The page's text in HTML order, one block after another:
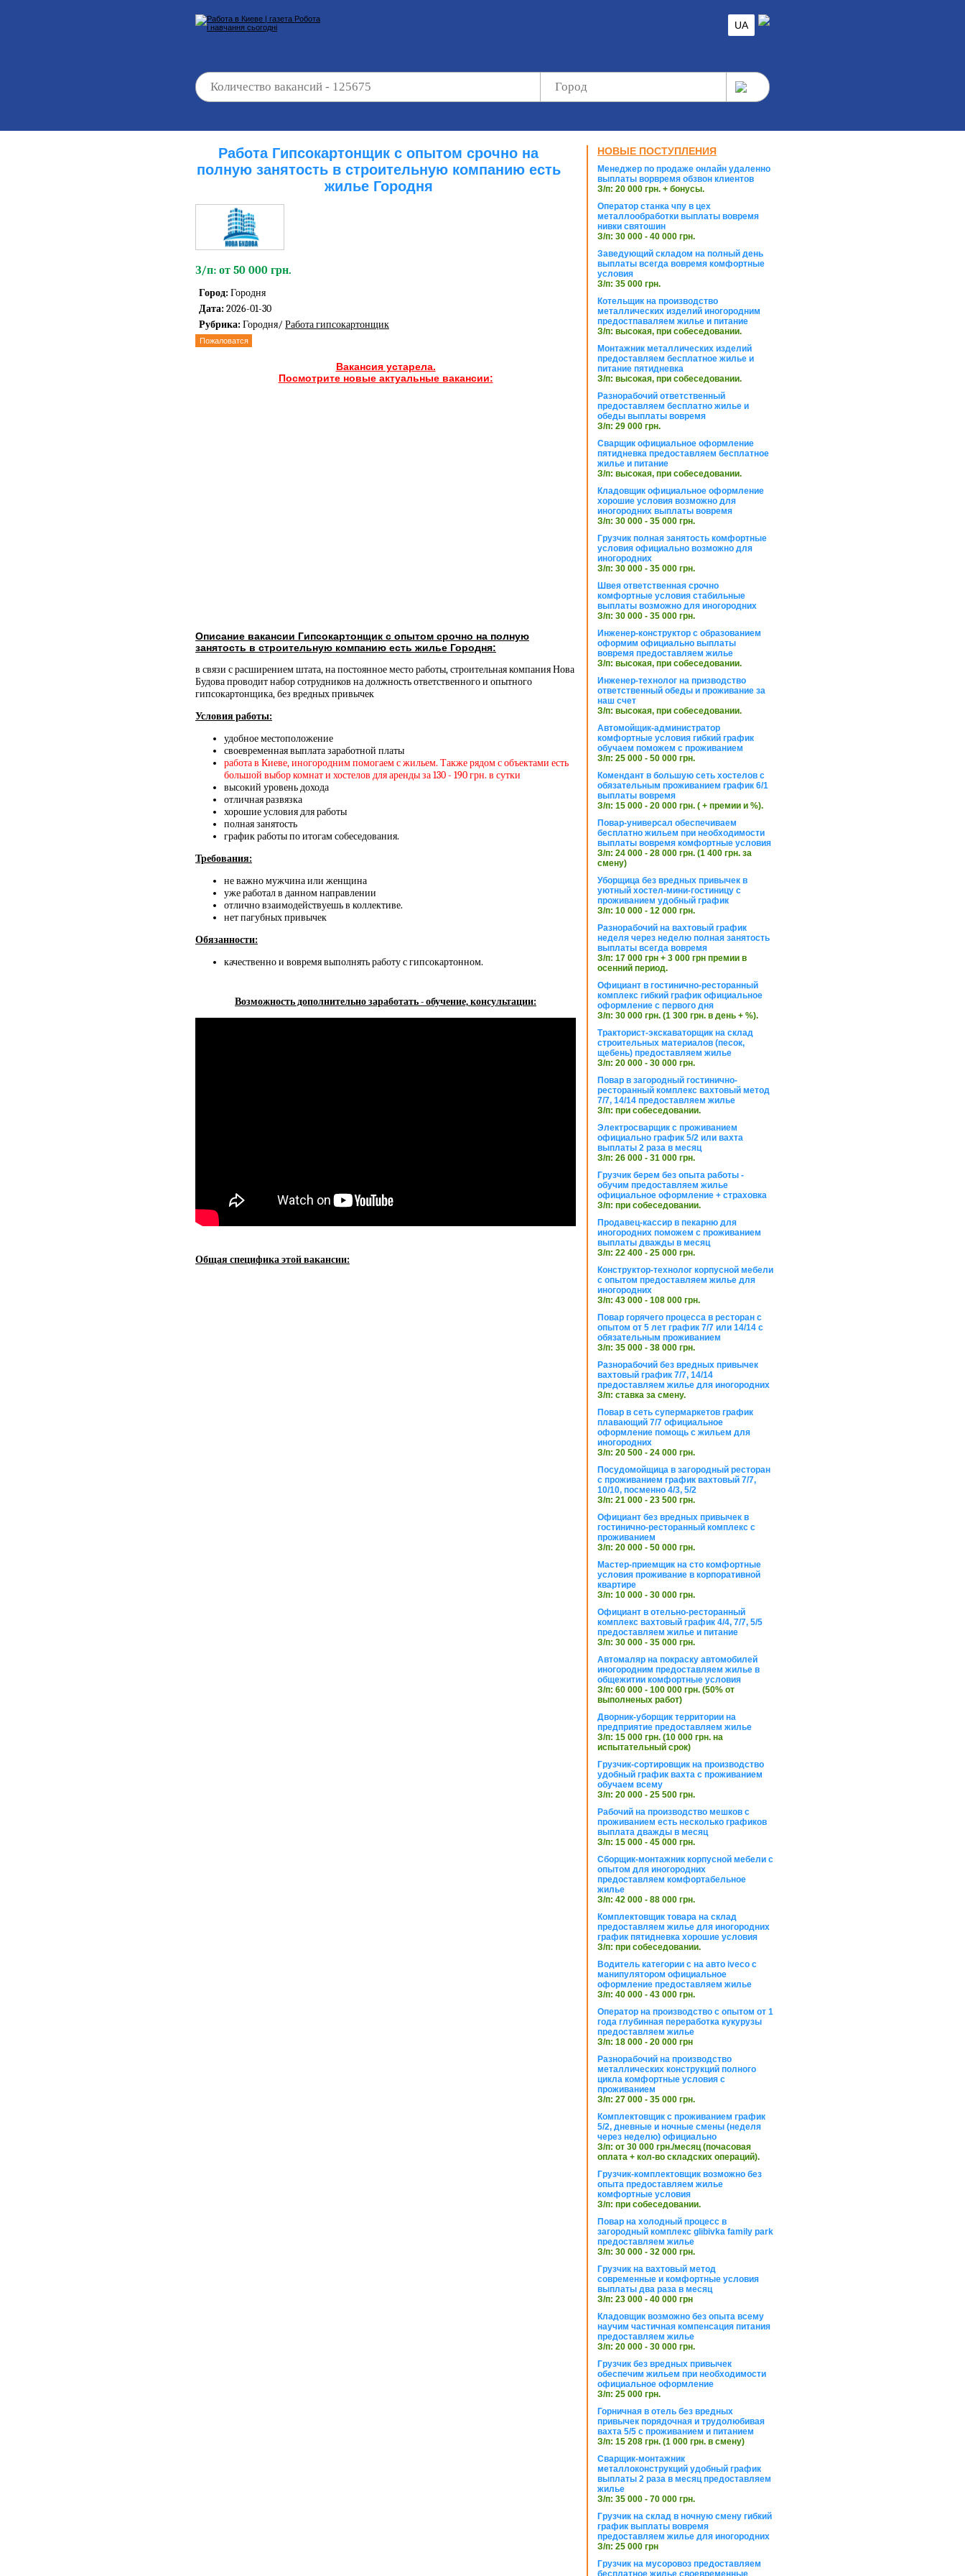
UA
Работа Гипсокартонщик с опытом срочно на
полную занятость в строительную компанию есть
жилье Городня
З/п: от 50 000 грн.
Город: Городня
Дата: 2026-01-30
Рубрика: Городня/ Работа гипсокартонщик
Пожаловатся
Вакансия устарела.
Посмотрите новые актуальные вакансии:
Описание вакансии Гипсокартонщик с опытом срочно на полную
занятость в строительную компанию есть жилье Городня:
в связи с расширением штата, на постоянное место работы, строительная компания Нова
Будова проводит набор сотрудников на должность ответственного и опытного
гипсокартонщика, без вредных привычек
Условия работы:
удобное местоположение
своевременная выплата заработной платы
работа в Киеве, иногородним помогаем с жильем. Также рядом с объектами есть
большой выбор комнат и хостелов для аренды за 130 - 190 грн. в сутки
высокий уровень дохода
отличная развязка
хорошие условия для работы
полная занятость
график работы по итогам собеседования.
Требования:
не важно мужчина или женщина
уже работал в данном направлении
отлично взаимодействуешь в коллективе.
нет пагубных привычек
Обязанности:
качественно и вовремя выполнять работу с гипсокартонном.
Возможность дополнительно заработать - обучение, консультации:
Общая специфика этой вакансии:
НОВЫЕ ПОСТУПЛЕНИЯ
Менеджер по продаже онлайн удаленно
выплаты ворвремя обзвон клиентов
З/п: 20 000 грн. + бонусы.
Оператор станка чпу в цех
металлообработки выплаты вовремя
нивки святошин
З/п: 30 000 - 40 000 грн.
Заведующий складом на полный день
выплаты всегда вовремя комфортные
условия
З/п: 35 000 грн.
Котельщик на производство
металлических изделий иногородним
предостпаваляем жилье и питание
З/п: высокая, при собеседовании.
Монтажник металлических изделий
предоставляем бесплатное жилье и
питание пятидневка
З/п: высокая, при собеседовании.
Разнорабочий ответственный
предоставляем бесплатно жилье и
обеды выплаты вовремя
З/п: 29 000 грн.
Сварщик официальное оформление
пятидневка предоставляем бесплатное
жилье и питание
З/п: высокая, при собеседовании.
Кладовщик официальное оформление
хорошие условия возможно для
иногородних выплаты вовремя
З/п: 30 000 - 35 000 грн.
Грузчик полная занятость комфортные
условия официально возможно для
иногородних
З/п: 30 000 - 35 000 грн.
Швея ответственная срочно
комфортные условия стабильные
выплаты возможно для иногородних
З/п: 30 000 - 35 000 грн.
Инженер-конструктор с образованием
оформим официально выплаты
вовремя предоставляем жилье
З/п: высокая, при собеседовании.
Инженер-технолог на призводство
ответственный обеды и проживание за
наш счет
З/п: высокая, при собеседовании.
Автомойщик-администратор
комфортные условия гибкий график
обучаем поможем с проживанием
З/п: 25 000 - 50 000 грн.
Комендант в большую сеть хостелов с
обязательным проживанием график 6/1
выплаты вовремя
З/п: 15 000 - 20 000 грн. ( + премии и %).
Повар-универсал обеспечиваем
бесплатно жильем при необходимости
выплаты вовремя комфортные условия
З/п: 24 000 - 28 000 грн. (1 400 грн. за
смену)
Уборщица без вредных привычек в
уютный хостел-мини-гостиницу с
проживанием удобный график
З/п: 10 000 - 12 000 грн.
Разнорабочий на вахтовый график
неделя через неделю полная занятость
выплаты всегда вовремя
З/п: 17 000 грн + 3 000 грн премии в
осенний период.
Официант в гостинично-ресторанный
комплекс гибкий график официальное
оформление с первого дня
З/п: 30 000 грн. (1 300 грн. в день + %).
Тракторист-экскаваторщик на склад
строительных материалов (песок,
щебень) предоставляем жилье
З/п: 20 000 - 30 000 грн.
Повар в загородный гостинично-
ресторанный комплекс вахтовый метод
7/7, 14/14 предоставляем жилье
З/п: при собеседовании.
Электросварщик с проживанием
официально график 5/2 или вахта
выплаты 2 раза в месяц
З/п: 26 000 - 31 000 грн.
Грузчик берем без опыта работы -
обучим предоставляем жилье
официальное оформление + страховка
З/п: при собеседовании.
Продавец-кассир в пекарню для
иногородних поможем с проживанием
выплаты дважды в месяц
З/п: 22 400 - 25 000 грн.
Конструктор-технолог корпусной мебели
с опытом предоставляем жилье для
иногородних
З/п: 43 000 - 108 000 грн.
Повар горячего процесса в ресторан с
опытом от 5 лет график 7/7 или 14/14 с
обязательным проживанием
З/п: 35 000 - 38 000 грн.
Разнорабочий без вредных привычек
вахтовый график 7/7, 14/14
предоставляем жилье для иногородних
З/п: ставка за смену.
Повар в сеть супермаркетов график
плавающий 7/7 официальное
оформление помощь с жильем для
иногородних
З/п: 20 500 - 24 000 грн.
Посудомойщица в загородный ресторан
с проживанием график вахтовый 7/7,
10/10, посменно 4/3, 5/2
З/п: 21 000 - 23 500 грн.
Официант без вредных привычек в
гостинично-ресторанный комплекс с
проживанием
З/п: 20 000 - 50 000 грн.
Мастер-приемщик на сто комфортные
условия проживание в корпоративной
квартире
З/п: 10 000 - 30 000 грн.
Официант в отельно-ресторанный
комплекс вахтовый график 4/4, 7/7, 5/5
предоставляем жилье и питание
З/п: 30 000 - 35 000 грн.
Автомаляр на покраску автомобилей
иногородним предоставляем жилье в
общежитии комфортные условия
З/п: 60 000 - 100 000 грн. (50% от
выполненых работ)
Дворник-уборщик территории на
предприятие предоставляем жилье
З/п: 15 000 грн. (10 000 грн. на
испытательный срок)
Грузчик-сортировщик на производство
удобный график вахта с проживанием
обучаем всему
З/п: 20 000 - 25 500 грн.
Рабочий на производство мешков с
проживанием есть несколько графиков
выплата дважды в месяц
З/п: 15 000 - 45 000 грн.
Сборщик-монтажник корпусной мебели с
опытом для иногородних
предоставляем комфортабельное
жилье
З/п: 42 000 - 88 000 грн.
Комплектовщик товара на склад
предоставляем жилье для иногородних
график пятидневка хорошие условия
З/п: при собеседовании.
Водитель категории с на авто iveco с
манипулятором официальное
оформление предоставляем жилье
З/п: 40 000 - 43 000 грн.
Оператор на производство с опытом от 1
года глубинная переработка кукурузы
предоставляем жилье
З/п: 18 000 - 20 000 грн
Разнорабочий на производство
металлических конструкций полного
цикла комфортные условия с
проживанием
З/п: 27 000 - 35 000 грн.
Комплектовщик с проживанием график
5/2, дневные и ночные смены (неделя
через неделю) официально
З/п: от 30 000 грн./месяц (почасовая
оплата + кол-во складских операций).
Грузчик-комплектовщик возможно без
опыта предоставляем жилье
комфортные условия
З/п: при собеседовании.
Повар на холодный процесс в
загородный комплекс glibivka family park
предоставляем жилье
З/п: 30 000 - 32 000 грн.
Грузчик на вахтовый метод
современные и комфортные условия
выплаты два раза в месяц
З/п: 23 000 - 40 000 грн
Кладовщик возможно без опыта всему
научим частичная компенсация питания
предоставляем жилье
З/п: 20 000 - 30 000 грн.
Грузчик без вредных привычек
обеспечим жильем при необходимости
официальное оформление
З/п: 25 000 грн.
Горничная в отель без вредных
привычек порядочная и трудолюбивая
вахта 5/5 с проживанием и питанием
З/п: 15 208 грн. (1 000 грн. в смену)
Сварщик-монтажник
металлоконструкций удобный график
выплаты 2 раза в месяц предоставляем
жилье
З/п: 35 000 - 70 000 грн.
Грузчик на склад в ночную смену гибкий
график выплаты вовремя
предоставляем жилье для иногородних
З/п: 25 000 грн
Грузчик на мусоровоз предоставляем
бесплатное жилье своевременные